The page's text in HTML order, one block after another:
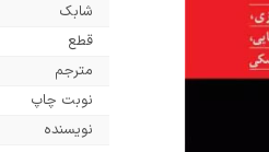
شابک
قطع
مترجم
نوبت چاپ
نویسنده